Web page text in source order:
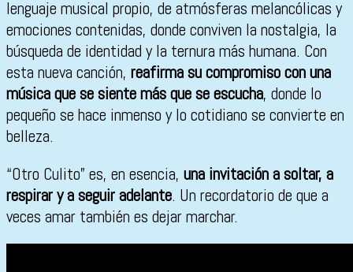
lenguaje musical propio, de atmósferas melancólicas y
emociones contenidas, donde conviven la nostalgia, la
búsqueda de identidad y la ternura más humana. Con
esta nueva canción, reafirma su compromiso con una
música que se siente más que se escucha, donde lo
pequeño se hace inmenso y lo cotidiano se convierte en
belleza.
“Otro Culito” es, en esencia, una invitación a soltar, a
respirar y a seguir adelante. Un recordatorio de que a
veces amar también es dejar marchar.